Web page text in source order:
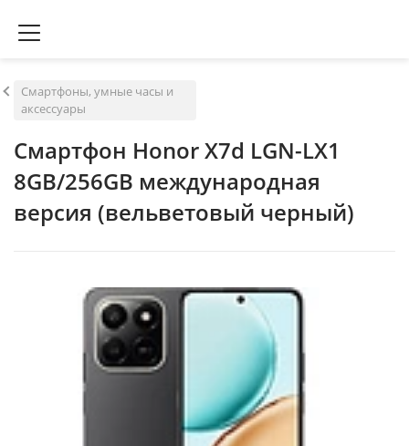
Смартфоны, умные часы и
аксессуары
Смартфон Honor X7d LGN-LX1
8GB/256GB международная
версия (вельветовый черный)